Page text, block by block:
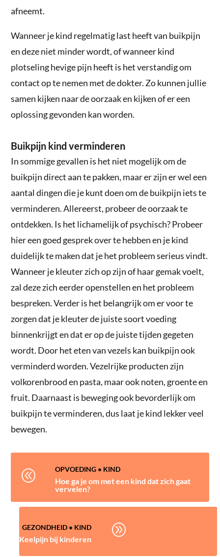
afneemt.
Wanneer je kind regelmatig last heeft van buikpijn
en deze niet minder wordt, of wanneer kind
plotseling hevige pijn heeft is het verstandig om
contact op te nemen met de dokter. Zo kunnen jullie
samen kijken naar de oorzaak en kijken of er een
oplossing gevonden kan worden.
Buikpijn kind verminderen
In sommige gevallen is het niet mogelijk om de
buikpijn direct aan te pakken, maar er zijn er wel een
aantal dingen die je kunt doen om de buikpijn iets te
verminderen. Allereerst, probeer de oorzaak te
ontdekken. Is het lichamelijk of psychisch? Probeer
hier een goed gesprek over te hebben en je kind
duidelijk te maken dat je het probleem serieus vindt.
Wanneer je kleuter zich op zijn of haar gemak voelt,
zal deze zich eerder openstellen en het probleem
bespreken. Verder is het belangrijk om er voor te
zorgen dat je kleuter de juiste soort voeding
binnenkrijgt en dat er op de juiste tijden gegeten
wordt. Door het eten van vezels kan buikpijn ook
verminderd worden. Vezelrijke producten zijn
volkorenbrood en pasta, maar ook noten, groente en
fruit. Daarnaast is beweging ook bevorderlijk om
buikpijn te verminderen, dus laat je kind lekker veel
bewegen.
@ OPVOEDING • KIND
Hoe ga je om met een kind dat zich gaat
vervelen?
GEZONDHEID• KIND
Keelpijn bij kinderen
A